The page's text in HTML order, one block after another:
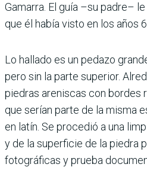
Gamarra. El guía –su padre–
que él había visto en los años
Lo hallado es un pedazo
pero sin la parte supe­rior.
piedras areniscas con bordes
que serían parte de la misma
en latín. Se procedió a una
y de la superficie de la piedra
fotográficas y prueba